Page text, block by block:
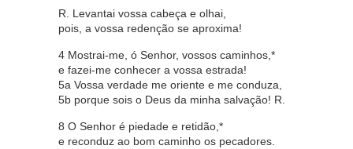
R. Levantai vossa cabeça e olhai,
pois, a vossa redenção se aproxima!
4 Mostrai-me, ó Senhor, vossos caminhos,*
e fazei-me conhecer a vossa estrada!
5a Vossa verdade me oriente e me conduza,
5b porque sois o Deus da minha salvação! R.
8 O Senhor é piedade e retidão,*
e reconduz ao bom caminho os pecadores.